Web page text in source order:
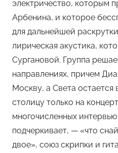
электричество, которым
Арбенина, и которое
для дальнейшей
лирическая акустика,
Сургановой. Группа
направлениях, причем
Москву, а Света остается
столицу только на
многочисленных
подчеркивает, — «что
двое», союз скрипки и